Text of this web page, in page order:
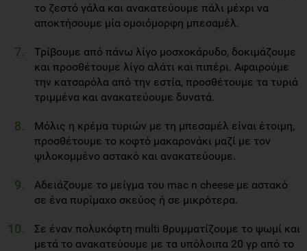
το ζεστό γάλα και ανακατεύουμε πάλι μέχρι να
αποκτήσουμε μία ομοιόμορφη μπεσαμέλ.
Τρίβουμε από πάνω λίγο μοσχοκάρυδο, δοκιμάζουμε
και προσθέτουμε λίγο αλάτι και πιπέρι. Αφαιρούμε
την κατσαρόλα από την εστία, προσθέτουμε τα τυριά
τριμμένα και ανακατεύουμε δυνατά.
Μόλις η κρέμα τυριών με τη μπεσαμέλ είναι έτοιμη,
προσθέτουμε το κοφτό μακαρονάκι μαζί με τον
ψιλοκομμένο αστακό και ανακατεύουμε.
Αδειάζουμε το μείγμα του mac n cheese με αστακό
σε ένα πυρίμαχο σκεύος ή σε μικρότερα.
Σε έναν πολυκόφτη multi θρυμματίζουμε το ψωμί και
μετά το ανακατεύουμε με τα υπόλοιπα 20 γρ από το